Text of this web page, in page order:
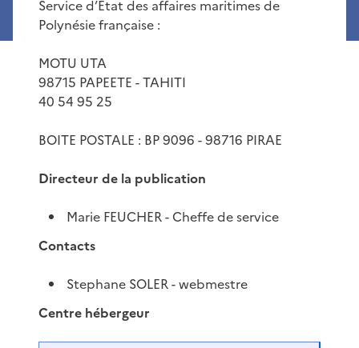
Service d’État des affaires maritimes de
Polynésie française :
MOTU UTA
98715 PAPEETE - TAHITI
40 54 95 25
BOITE POSTALE : BP 9096 - 98716 PIRAE
Directeur de la publication
Marie FEUCHER - Cheffe de service
Contacts
Stephane SOLER - webmestre
Centre hébergeur